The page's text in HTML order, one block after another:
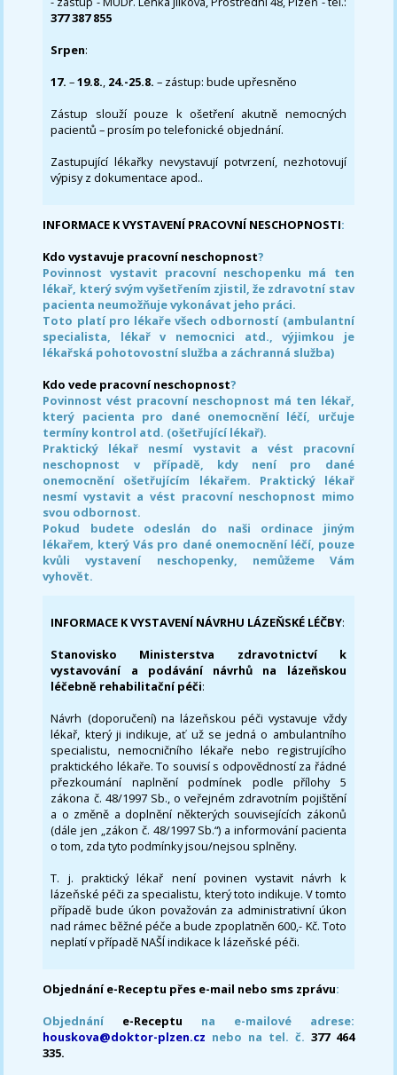
377 387 855
Srpen:
17. –19.8., 24.-25.8. – zástup: bude upřesněno
Zástup slouží pouze k ošetření akutně nemocných
pacientů – prosím po telefonické objednání.
Zastupující lékařky nevystavují potvrzení, nezhotovují
výpisy z dokumentace apod..
INFORMACE K VYSTAVENÍ PRACOVNÍ NESCHOPNOSTI:
Kdo vystavuje pracovní neschopnost?
Povinnost vystavit pracovní neschopenku má ten
lékař, který svým vyšetřením zjistil, že zdravotní stav
pacienta neumožňuje vykonávat jeho práci.
Toto platí pro lékaře všech odborností (ambulantní
specialista, lékař v nemocnici atd., výjimkou je
lékařská pohotovostní služba a záchranná služba)
Kdo vede pracovní neschopnost?
Povinnost vést pracovní neschopnost má ten lékař,
který pacienta pro dané onemocnění léčí, určuje
termíny kontrol atd. (ošetřující lékař).
Praktický lékař nesmí vystavit a vést pracovní
neschopnost v případě, kdy není pro dané
onemocnění ošetřujícím lékařem. Praktický lékař
nesmí vystavit a vést pracovní neschopnost mimo
svou odbornost.
Pokud budete odeslán do naši ordinace jiným
lékařem, který Vás pro dané onemocnění léčí, pouze
kvůli vystavení neschopenky, nemůžeme Vám
vyhovět.
INFORMACE K VYSTAVENÍ NÁVRHU LÁZEŇSKÉ LÉČBY:
Stanovisko Ministerstva zdravotnictví k
vystavování a podávání návrhů na lázeňskou
léčebně rehabilitační péči:
Návrh (doporučení) na lázeňskou péči vystavuje vždy
lékař, který ji indikuje, ať už se jedná o ambulantního
specialistu, nemocničního lékaře nebo registrujícího
praktického lékaře. To souvisí s odpovědností za řádné
přezkoumání naplnění podmínek podle přílohy 5
zákona č. 48/1997 Sb., o veřejném zdravotním pojištění
a o změně a doplnění některých souvisejících zákonů
(dále jen „zákon č. 48/1997 Sb.“) a informování pacienta
o tom, zda tyto podmínky jsou/nejsou splněny.
T. j. praktický lékař není povinen vystavit návrh k
lázeňské péči za specialistu, který toto indikuje. V tomto
případě bude úkon považován za administrativní úkon
nad rámec běžné péče a bude zpoplatněn 600,- Kč. Toto
neplatí v případě NAŠÍ indikace k lázeňské péči.
Objednání e-Receptu přes e-mail nebo sms zprávu:
Objednání e-Receptu na e-mailové adrese:
houskova@doktor-plzen.cz nebo na tel. č. 377 464
335.